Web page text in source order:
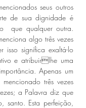
seus outros
de sua dignidade é
que qualquer outra.
algo três vezes
isso significa exaltá-lo
e atribuirlhe uma
Apenas um
três vezes
a Palavra diz que
santo. Esta perfeição,